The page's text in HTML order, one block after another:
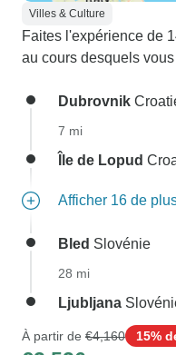
Villes & Culture
Faites l'expérience de
au cours desquels
Dubrovnik
7 mi
Île de Lopud
Afficher 16 de
Bled Slovénie
28 mi
Ljubljana
À partir de €4,160 15%